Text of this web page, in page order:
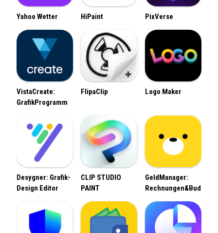
Yahoo Wetter HiPaint PixVerse
VistaCreate:
GrafikProgramm
FlipaClip Logo Maker
Desygner: Grafik-
Design Editor
CLIP STUDIO
PAINT
GeldManager:
Rechnungen&Budget